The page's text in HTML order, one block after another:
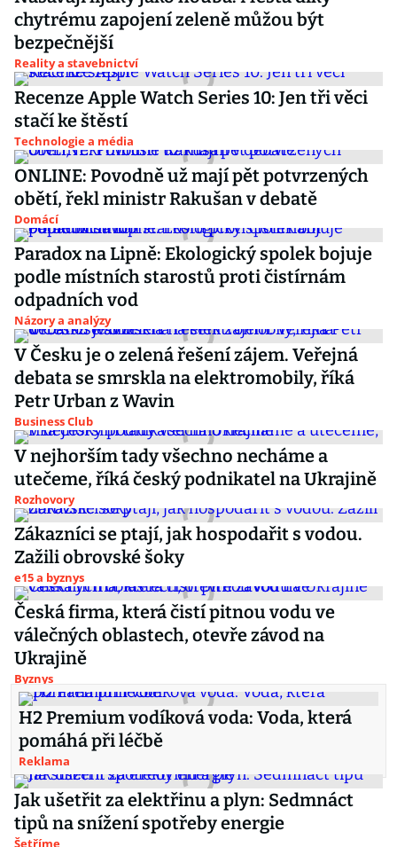
chytrému zapojení zeleně můžou být
bezpečnější
Reality a stavebnictví
Recenze Apple Watch Series 10: Jen tři věci
stačí ke štěstí
Technologie a média
ONLINE: Povodně už mají pět potvrzených
obětí, řekl ministr Rakušan v debatě
Domácí
Paradox na Lipně: Ekologický spolek bojuje
podle místních starostů proti čistírnám
odpadních vod
Názory a analýzy
V Česku je o zelená řešení zájem. Veřejná
debata se smrskla na elektromobily, říká
Petr Urban z Wavin
Business Club
V nejhorším tady všechno necháme a
utečeme, říká český podnikatel na Ukrajině
Rozhovory
Zákazníci se ptají, jak hospodařit s vodou.
Zažili obrovské šoky
e15 a byznys
Česká firma, která čistí pitnou vodu ve
válečných oblastech, otevře závod na
Ukrajině
Byznys
H2 Premium vodíková voda: Voda, která
pomáhá při léčbě
Reklama
Jak ušetřit za elektřinu a plyn: Sedmnáct
tipů na snížení spotřeby energie
Šetříme